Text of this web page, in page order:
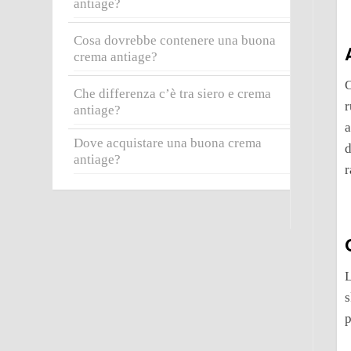
antiage?
Cosa dovrebbe contenere una buona
crema antiage?
Che differenza c’è tra siero e crema
antiage?
Dove acquistare una buona crema
antiage?